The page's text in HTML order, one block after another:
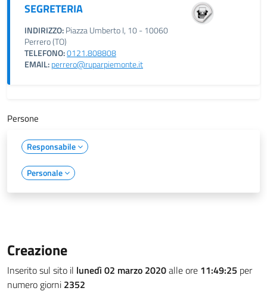
SEGRETERIA
INDIRIZZO:Piazza Umberto I, 10 - 10060
Perrero (TO)
TELEFONO:0121.808808
EMAIL:perrero@ruparpiemonte.it
Persone
Responsabile
Personale
Creazione
Inserito sul sito il lunedì 02 marzo 2020alle ore 11:49:25 per
numero giorni 2352